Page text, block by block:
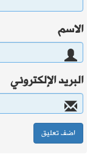
الاسم
البريد الإلكتروني